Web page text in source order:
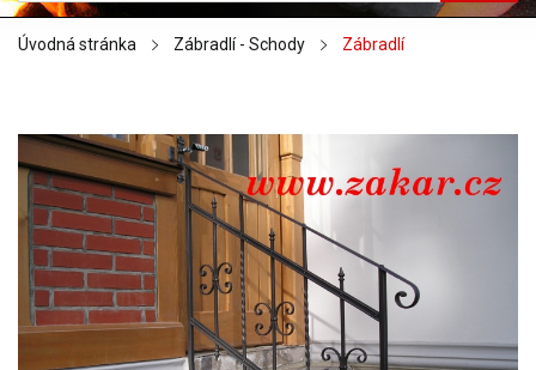
Úvodná stránka Zábradlí - Schody Zábradlí